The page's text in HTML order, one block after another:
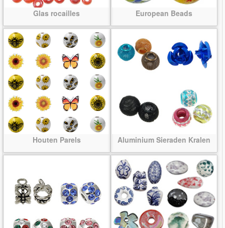
Glas rocailles European Beads
Houten Parels Aluminium Sieraden Kralen